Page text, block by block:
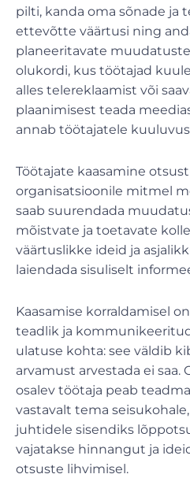
pilti, kanda oma sõnade ja
ettevõtte väärtusi ning
planeeritavate
olukordi, kus töötajad
alles telereklaamist või
plaanimisest teada
annab töötajatele
Töötajate kaasamine
organisatsioonile mitmel
saab suurendada
mõistvate ja toetavate
väärtuslikke ideid ja
laiendada sisuliselt
Kaasamise korraldamisel
teadlik ja
ulatuse kohta: see väldib
arvamust arvestada ei saa.
osalev töötaja peab
vastavalt tema
juhtidele sisendiks
vajatakse hinnangut ja
otsuste lihvimisel.